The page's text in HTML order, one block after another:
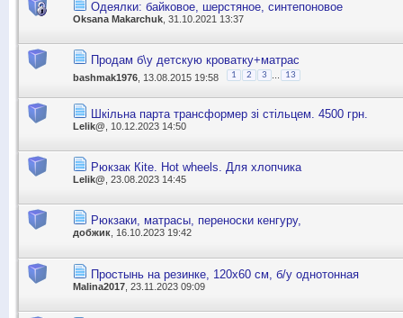
Одеялки: байковое, шерстяное, синтепоновое
Oksana Makarchuk , 31.10.2021 13:37
Продам б\у детскую кроватку+матрас
bashmak1976 , 13.08.2015 19:58 1 2 3 13
Шкільна парта трансформер зі стільцем. 4500 грн.
Lelik@ , 10.12.2023 14:50
Рюкзак Кite. Hot wheels. Для хлопчика
Lelik@ , 23.08.2023 14:45
Рюкзаки, матрасы, переноски кенгуру,
добжик, 16.10.2023 19:42
Простынь на резинке, 120х60 см, б/у однотонная
Malina2017 , 23.11.2023 09:09